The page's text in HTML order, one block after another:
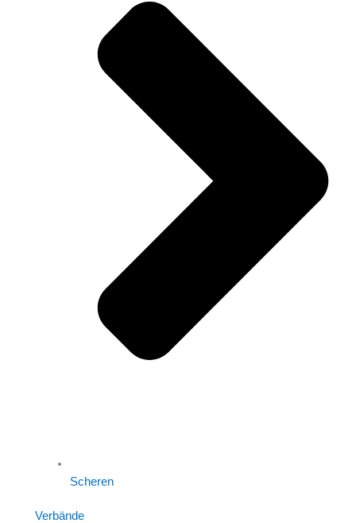
Scheren
Verbände